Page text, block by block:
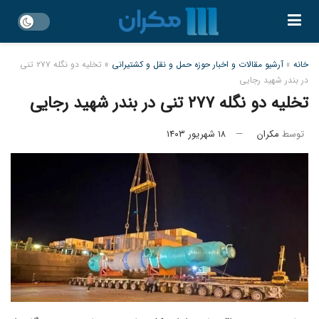
خانه » آرشیو مقالات و اخبار حوزه حمل و نقل و کشتیرانی »
تخلیه دو نگله ۲۷۷ تنی
در بندر شهید رجایی
تخلیه دو نگله ۲۷۷ تنی در بندر شهید رجایی
توسط مکران ۱۸ شهریور ۱۴۰۳